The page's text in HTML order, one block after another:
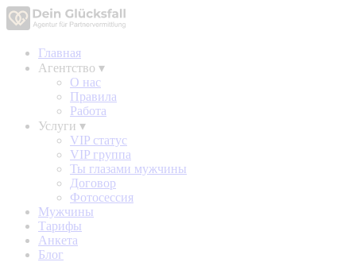
Главная
Агентство ▾
О нас
Правила
Работа
Услуги ▾
VIP статус
VIP группа
Ты глазами мужчины
Договор
Фотосессия
Мужчины
Тарифы
Анкета
Блог